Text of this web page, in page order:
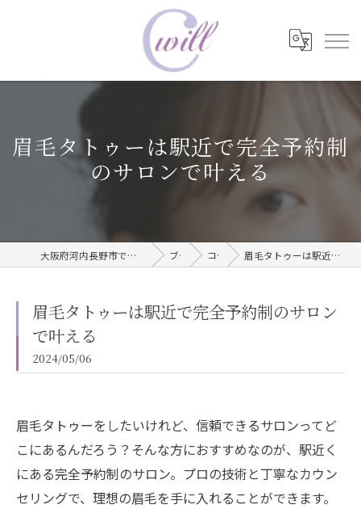
眉毛タトゥーは駅近で完全予約制
のサロンで叶える
大阪府河内長野市で眉毛タトゥーならwill care サロン ブログ コラム 眉毛タトゥーは駅近で完全予約制のサロンで叶える
眉毛タトゥーは駅近で完全予約制のサロン
で叶える
2024/05/06
眉毛タトゥーをしたいけれど、信頼できるサロンってど
こにあるんだろう？そんな方におすすめなのが、駅近く
にある完全予約制のサロン。プロの技術と丁寧なカウン
セリングで、理想の眉毛を手に入れることができます。